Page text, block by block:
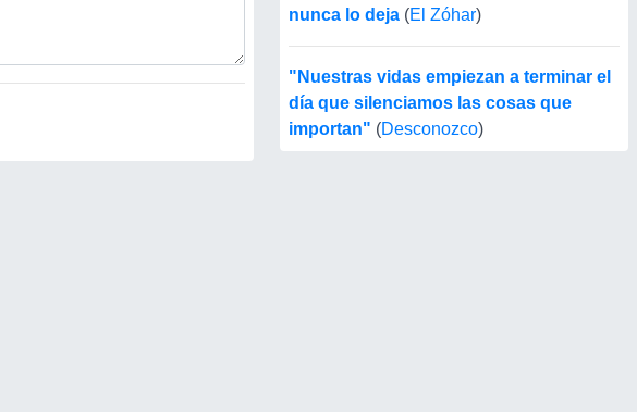
nunca lo deja (El Zóhar)
"Nuestras vidas empiezan a terminar el
día que silenciamos las cosas que
importan" (Desconozco)